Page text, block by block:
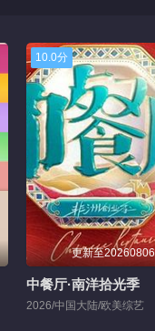
10.0分
更新至
中餐厅·南洋拾光季
2026/中国大陆/欧美综艺